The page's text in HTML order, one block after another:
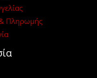
Πληρωμής